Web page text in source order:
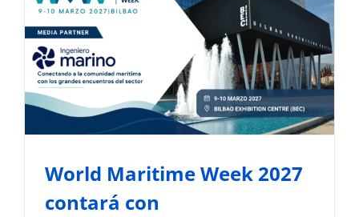
World Maritime Week 2027
contará con
IngenieroMarino.com como
nuevo Media Partner
Noticias del Sector Marítimo
World Maritime Week 2027
contará con